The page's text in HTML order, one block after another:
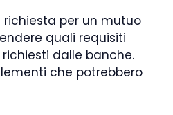
richiesta per un mutuo
quali requisiti
dalle banche.
che potrebbero